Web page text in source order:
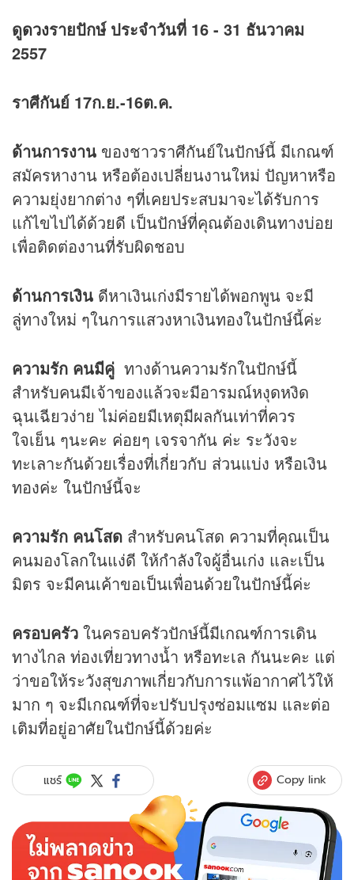
ดูดวงรายปักษ์ ประจำวันที่ 16 - 31 ธันวาคม
2557
ราศีกันย์ 17ก.ย.-16ต.ค.
ด้านการงาน ของชาวราศีกันย์ในปักษ์นี้ มีเกณฑ์
สมัครหางาน หรือต้องเปลี่ยนงานใหม่ ปัญหาหรือ
ความยุ่งยากต่าง ๆที่เคยประสบมาจะได้รับการ
แก้ไขไปได้ด้วยดี เป็นปักษ์ที่คุณต้องเดินทางบ่อย
เพื่อติดต่องานที่รับผิดชอบ
ด้านการเงิน ดีหาเงินเก่งมีรายได้พอกพูน จะมี
ลู่ทางใหม่ ๆในการแสวงหาเงินทองในปักษ์นี้ค่ะ
ความรัก คนมีคู่ ทางด้านความรักในปักษ์นี้
สำหรับคนมีเจ้าของแล้วจะมีอารมณ์หงุดหงิด
ฉุนเฉียวง่าย ไม่ค่อยมีเหตุมีผลกันเท่าที่ควร
ใจเย็น ๆนะคะ ค่อยๆ เจรจากัน ค่ะ ระวังจะ
ทะเลาะกันด้วยเรื่องที่เกี่ยวกับ ส่วนแบ่ง หรือเงิน
ทองค่ะ ในปักษ์นี้จะ
ความรัก คนโสด สำหรับคนโสด ความที่คุณเป็น
คนมองโลกในแง่ดี ให้กำลังใจผู้อื่นเก่ง และเป็น
มิตร จะมีคนเค้าขอเป็นเพื่อนด้วยในปักษ์นี้ค่ะ
ครอบครัว ในครอบครัวปักษ์นี้มีเกณฑ์การเดิน
ทางไกล ท่องเที่ยวทางน้ำ หรือทะเล กันนะคะ แต่
ว่าขอให้ระวังสุขภาพเกี่ยวกับการแพ้อากาศไว้ให้
มาก ๆ จะมีเกณฑ์ที่จะปรับปรุงซ่อมแซม และต่อ
เติมที่อยู่อาศัยในปักษ์นี้ด้วยค่ะ
แชร์ Copy link